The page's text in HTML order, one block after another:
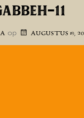
11
op AUGUSTUS 19,